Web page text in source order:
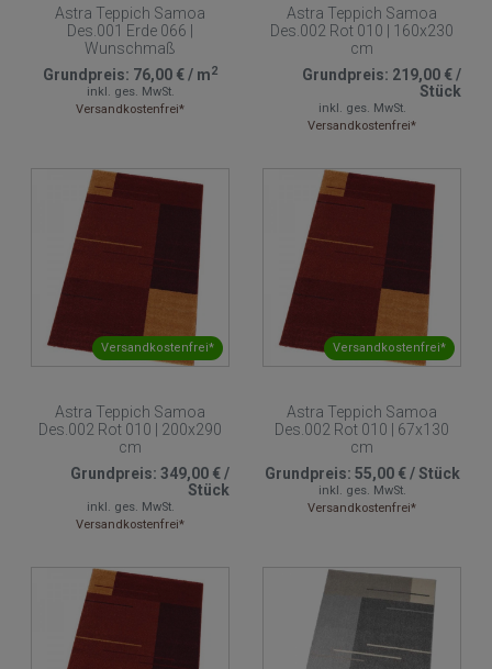
Astra Teppich Samoa
Des.001 Erde 066 |
Wunschmaß
Grundpreis: 76,00 €/ m2
inkl. ges. MwSt.
Versandkostenfrei*
Astra Teppich Samoa
Des.002 Rot 010 | 160x230
cm
Grundpreis: 219,00 €/
Stück
inkl. ges. MwSt.
Versandkostenfrei*
Versandkostenfrei*
Astra Teppich Samoa
Des.002 Rot 010 | 200x290
cm
Grundpreis: 349,00 €/
Stück
inkl. ges. MwSt.
Versandkostenfrei*
Versandkostenfrei*
Astra Teppich Samoa
Des.002 Rot 010 | 67x130
cm
Grundpreis: 55,00 €/Stück
inkl. ges. MwSt.
Versandkostenfrei*